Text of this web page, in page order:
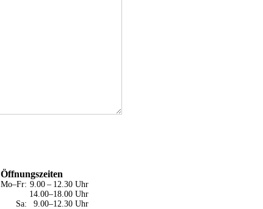
Öffnungszeiten
Mo–Fr: 9.00 – 12.30 Uhr
14.00–18.00 Uhr
Sa:
9.00–12.30 Uhr